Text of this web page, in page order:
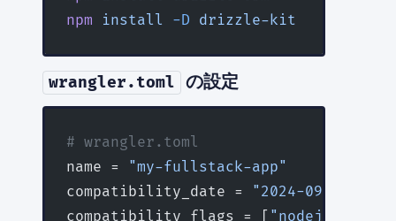
npm install -D drizzle-kit
wrangler.toml の設定
# wrangler.toml
name = "my-fullstack-app"
compatibility_date = "2024-09-23"
compatibility_flags = [